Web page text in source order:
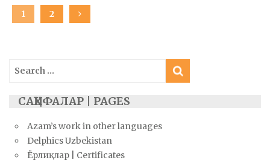
Posts
PAGE
1 PAGE
2
Search
for:
САҲИФАЛАР | PAGES
Azam’s work in other languages
Delphics Uzbekistan
Ёрлиқлар | Certificates